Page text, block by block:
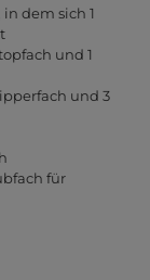
dem sich 1
und 1
und 3
für